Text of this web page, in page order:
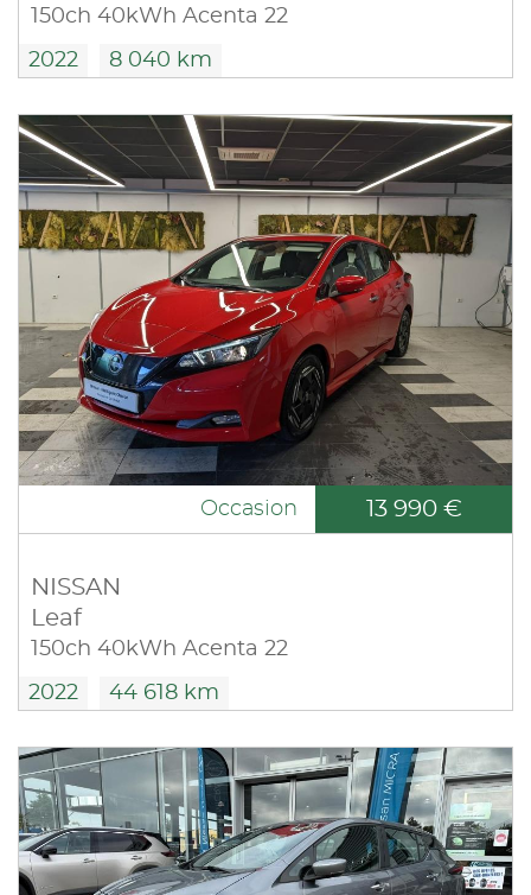
150ch 40kWh Acenta 22
2022 8 040 km
Occasion 13 990 €
NISSAN
Leaf
150ch 40kWh Acenta 22
2022 44 618 km